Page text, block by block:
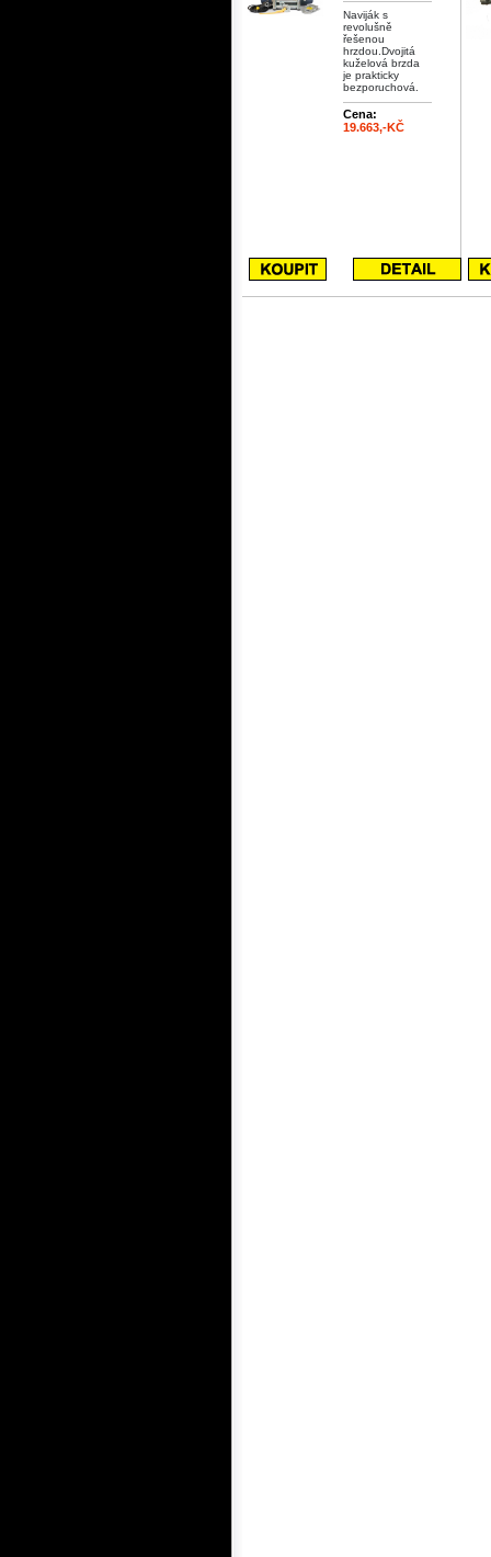
Naviják s
revolušně
řešenou
hrzdou.Dvojitá
kuželová brzda
je prakticky
bezporuchová.
Cena:
19.663,-KČ